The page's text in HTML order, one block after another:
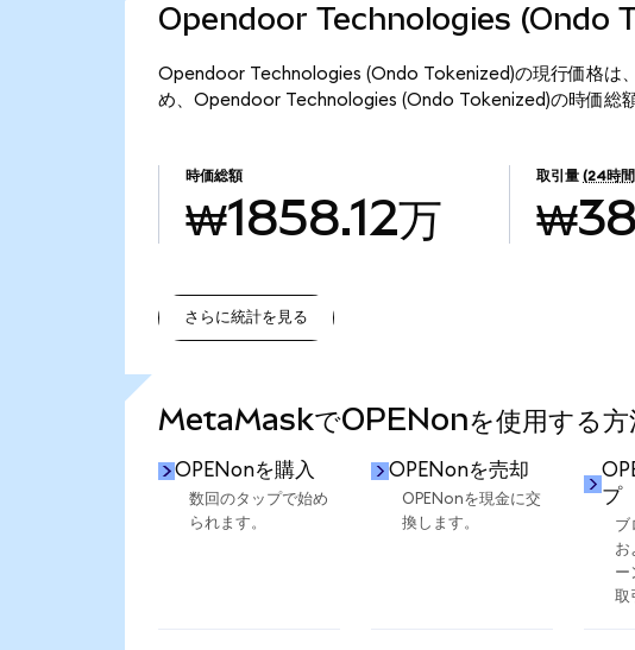
Opendoor Technologies (Ondo
Opendoor Technologies (Ondo Tokenized)の現行価格は
め、Opendoor Technologies (Ondo Tokenized)の時価総額
時価総額
₩1858.12万
取引量 (24時
さらに統計を見る
MetaMaskでOPENonを使用する方
OPENonを購入
数回のタップで始め
られます。
OPENonを売却
OPENonを現金に交
換します。
プ
ブ
お
ー
取